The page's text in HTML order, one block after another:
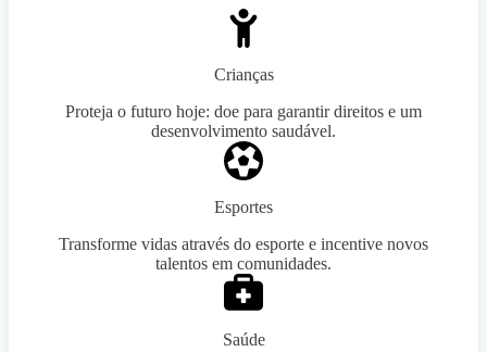
Crianças
Proteja o futuro hoje: doe para garantir direitos e um
desenvolvimento saudável.
Esportes
Transforme vidas através do esporte e incentive novos
talentos em comunidades.
Saúde